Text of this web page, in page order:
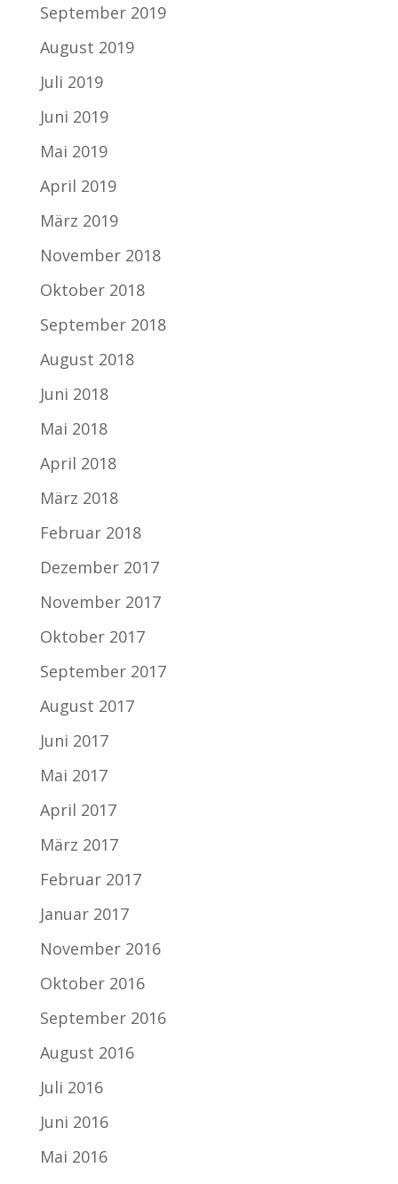
September 2019
August 2019
Juli 2019
Juni 2019
Mai 2019
April 2019
März 2019
November 2018
Oktober 2018
September 2018
August 2018
Juni 2018
Mai 2018
April 2018
März 2018
Februar 2018
Dezember 2017
November 2017
Oktober 2017
September 2017
August 2017
Juni 2017
Mai 2017
April 2017
März 2017
Februar 2017
Januar 2017
November 2016
Oktober 2016
September 2016
August 2016
Juli 2016
Juni 2016
Mai 2016